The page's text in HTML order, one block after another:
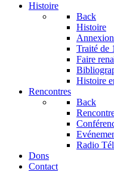
Histoire
Back
Histoire
Traité de
Faire
Histoire
Rencontres
Back
Radio
Dons
Contact